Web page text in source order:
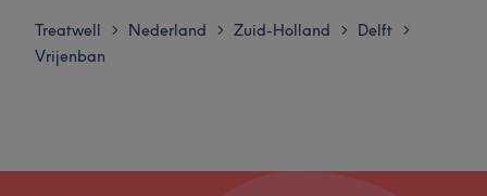
Dinsdag
09:30 –17:00
Woensdag
Treatwell > Nederland > Zuid-Holland > Delft >
Vrijenban